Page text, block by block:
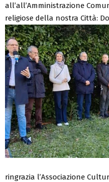
all’all’Amministrazione
religiose della nostra Città:
ringrazia l’Associazione